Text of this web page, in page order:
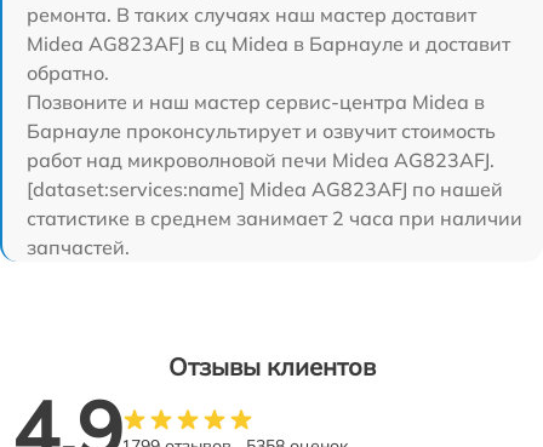
ремонта. В таких случаях наш мастер доставит
Midea AG823AFJ в сц Midea в Барнауле и доставит
обратно.
Позвоните и наш мастер сервис-центра Midea в
Барнауле проконсультирует и озвучит стоимость
работ над микроволновой печи Midea AG823AFJ.
[dataset:services:name] Midea AG823AFJ по нашей
статистике в среднем занимает 2 часа при наличии
запчастей.
Отзывы клиентов